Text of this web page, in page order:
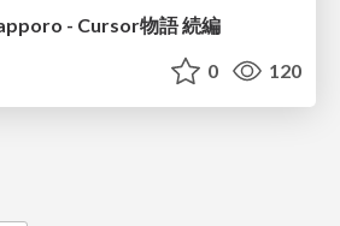
- Cursor物語 続編
0 120